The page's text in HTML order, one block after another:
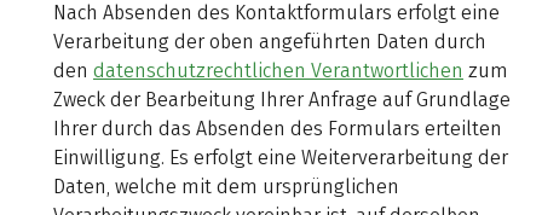
Nach Absenden des Kontaktformulars erfolgt eine
Verarbeitung der oben angeführten Daten durch
den datenschutzrechtlichen Verantwortlichen zum
Zweck der Bearbeitung Ihrer Anfrage auf Grundlage
Ihrer durch das Absenden des Formulars erteilten
Einwilligung. Es erfolgt eine Weiterverarbeitung der
Daten, welche mit dem ursprünglichen